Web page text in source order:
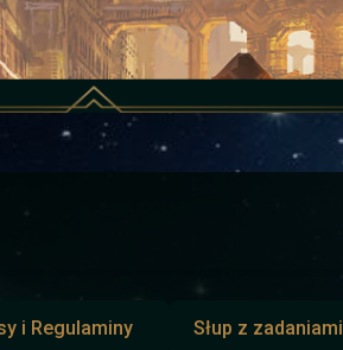
i Regulaminy Słup z zadaniami